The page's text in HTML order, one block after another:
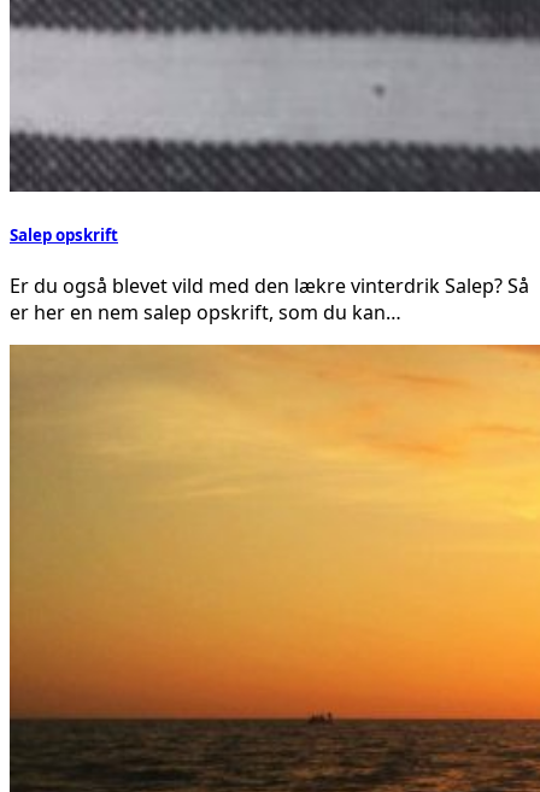
Salep opskrift
Er du også blevet vild med den lækre vinterdrik Salep? Så
er her en nem salep opskrift, som du kan…